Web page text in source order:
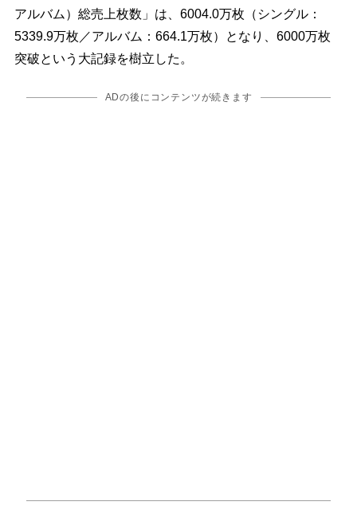
アルバム）総売上枚数」は、6004.0万枚（シングル：
5339.9万枚／アルバム：664.1万枚）となり、6000万枚
突破という大記録を樹立した。
ADの後にコンテンツが続きます